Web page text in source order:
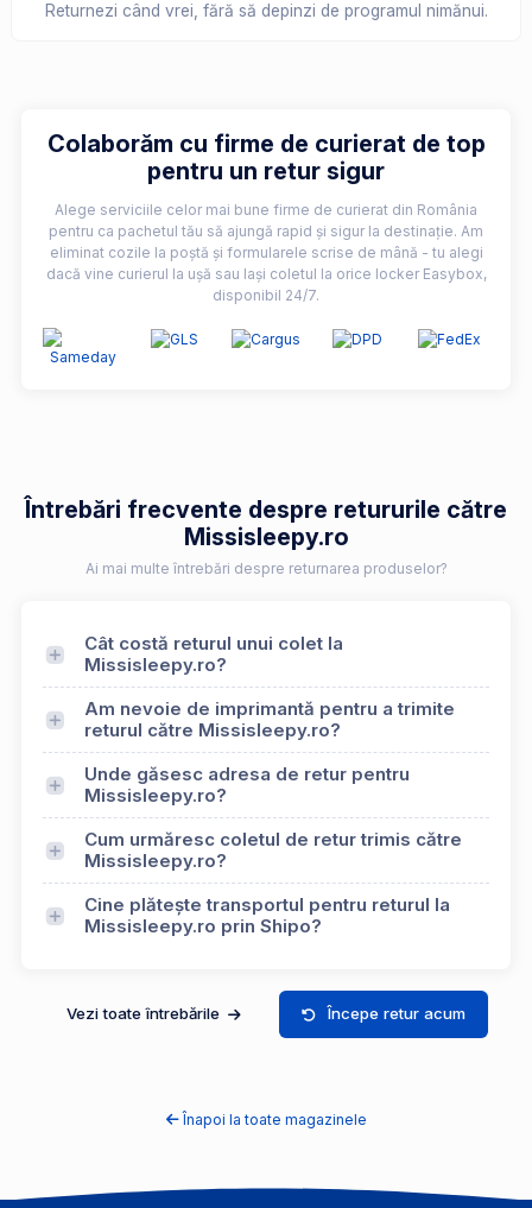
Returnezi când vrei, fără să depinzi de programul nimănui.
Colaborăm cu firme de curierat de top
pentru un retur sigur
Alege serviciile celor mai bune firme de curierat din România
pentru ca pachetul tău să ajungă rapid și sigur la destinație. Am
eliminat cozile la poștă și formularele scrise de mână - tu alegi
dacă vine curierul la ușă sau lași coletul la orice locker Easybox,
disponibil 24/7.
Întrebări frecvente despre retururile către
Missisleepy.ro
Ai mai multe întrebări despre returnarea produselor?
Cât costă returul unui colet la
Missisleepy.ro?
Am nevoie de imprimantă pentru a trimite
returul către Missisleepy.ro?
Unde găsesc adresa de retur pentru
Missisleepy.ro?
Cum urmăresc coletul de retur trimis către
Missisleepy.ro?
Cine plătește transportul pentru returul la
Missisleepy.ro prin Shipo?
Vezi toate întrebările Începe retur acum
Înapoi la toate magazinele